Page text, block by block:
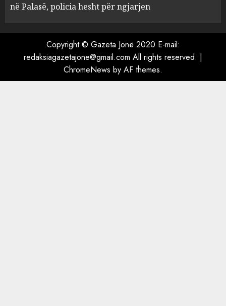
Palasë, policia hesht për
ngjarjen
AUGUST 5, 2026
në Palasë, policia hesht për ngjarjen
Copyright © Gazeta Jonë 2020 E-mail:
redaksiagazetajone@gmail.com All rights reserved. |
ChromeNews by AF themes.